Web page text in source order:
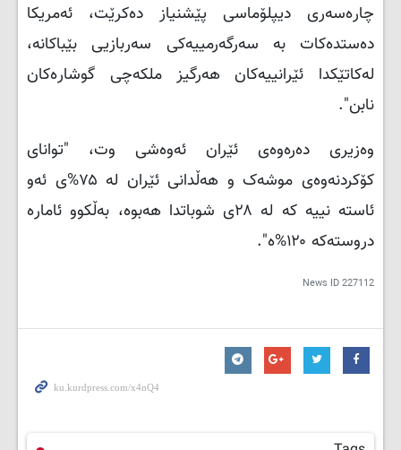
چارەسەری دیپلۆماسی پێشنیاز دەکرێت، ئەمریکا
دەستدەکات بە سەرگەرمییەکی سەربازیی بێباکانە،
له‌كاتێكدا ئێرانییەکان هەرگیز ملکەچی گوشارەکان
نابن".
وه‌زیری ده‌ره‌وه‌ی ئێران ئه‌وه‌شی وت، "توانای
کۆکردنەوەی موشەک و هەڵدانی ئێران لە ۷۵%ی ئەو
ئاستە نییە کە لە ۲۸ی شوباتدا هەبوە، بەڵکوو ئامارە
دروستەکە ۱۲۰%ە".
News ID227112